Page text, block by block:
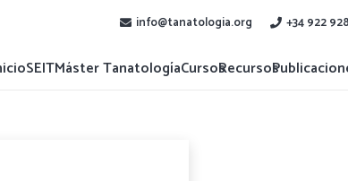
info@tanatologia.org +34 922
SEITMáster TanatologíaCursosRecursos